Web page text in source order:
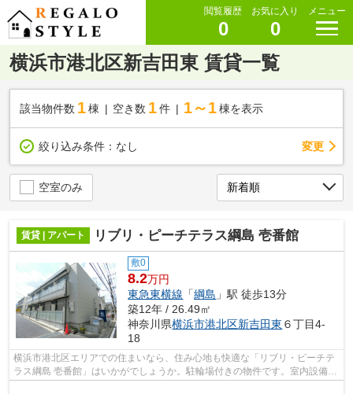
閲覧履歴
0
お気に入り
0
メニュー
横浜市港北区新吉田東 賃貸一覧
該当物件数 1棟 空き数 1 件 1～1 棟を表示
絞り込み条件： なし 変更
空室のみ
賃貸 | アパート リブリ・ピーチテラス綱島 壱番館
敷0
8.2万円
東急東横線 「綱島 」駅 徒歩13分
築12年 / 26.49㎡
神奈川県横浜市港北区新吉田東 ６丁目4-
18
横浜市港北区エリアでの住まいなら、住み心地も快適な「リブリ・ピーチテ
ラス綱島 壱番館」はいかがでしょうか。駐輪場付きの物件です。室内設備は